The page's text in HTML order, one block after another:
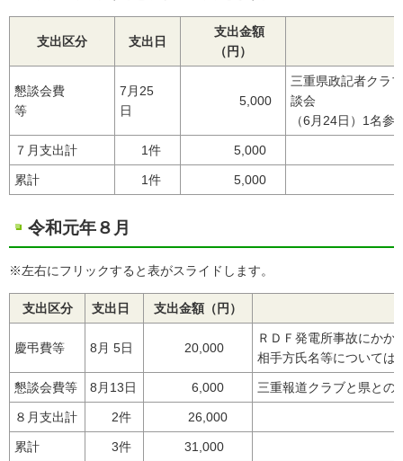
支出区分 支出日
支出金額
（円）
懇談会費
等
7月25
日
5,000
三重県政記者クラ
談会
（6月24日）1名参
７月支出計 1件 5,000
累計 1件 5,000
令和元年８月
※左右にフリックすると表がスライドします。
支出区分 支出日 支出金額（円）
慶弔費等 8月 5日 20,000
ＲＤＦ発電所事故にかか
相手方氏名等については
懇談会費等 8月13日 6,000 三重報道クラブと県との
８月支出計 2件 26,000
累計 3件 31,000